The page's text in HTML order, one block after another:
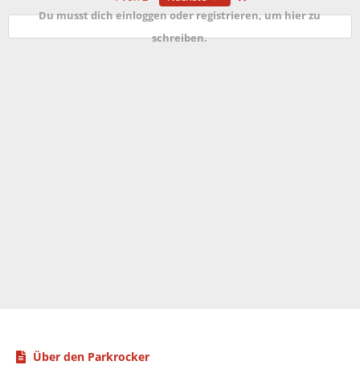
Du musst dich einloggen oder registrieren, um hier zu
schreiben.
Über den Parkrocker